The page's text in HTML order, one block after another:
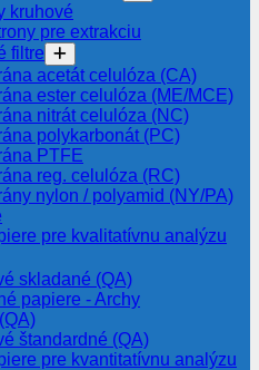
kruhové
pre extrakciu
filtre
acetát celulóza (CA)
ester celulóza (ME/MCE)
nitrát celulóza (NC)
polykarbonát (PC)
PTFE
reg. celulóza (RC)
nylon / polyamid (NY/PA)
pre kvalitatívnu analýzu
skladané (QA)
papiere - Archy
štandardné (QA)
pre kvantitatívnu analýzu